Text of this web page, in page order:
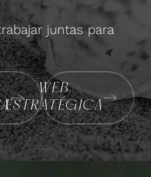
juntas para
WEB
ESTRATÉGICA